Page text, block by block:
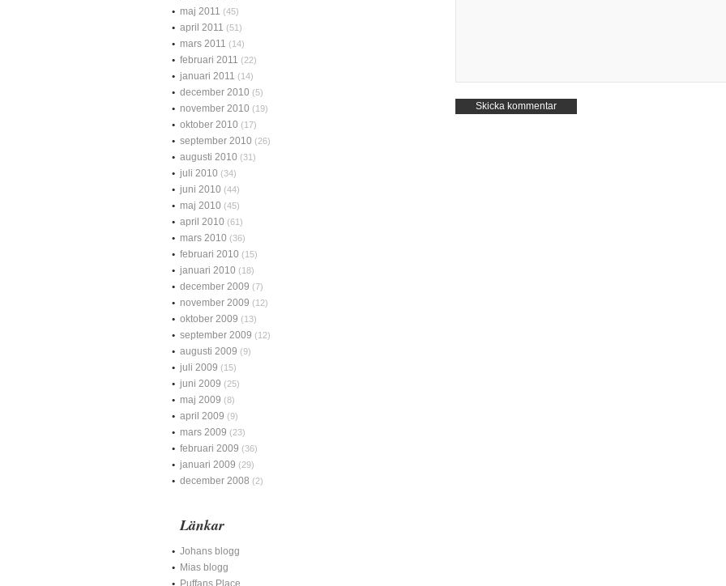
maj 2011 (45)
april 2011 (51)
mars 2011 (14)
februari 2011 (22)
januari 2011 (14)
december 2010 (5)
november 2010 (19)
oktober 2010 (17)
september 2010 (26)
augusti 2010 (31)
juli 2010 (34)
juni 2010 (44)
maj 2010 (45)
april 2010 (61)
mars 2010 (36)
februari 2010 (15)
januari 2010 (18)
december 2009 (7)
november 2009 (12)
oktober 2009 (13)
september 2009 (12)
augusti 2009 (9)
juli 2009 (15)
juni 2009 (25)
maj 2009 (8)
april 2009 (9)
mars 2009 (23)
februari 2009 (36)
januari 2009 (29)
december 2008 (2)
Länkar
Johans blogg
Mias blogg
Puffans Place